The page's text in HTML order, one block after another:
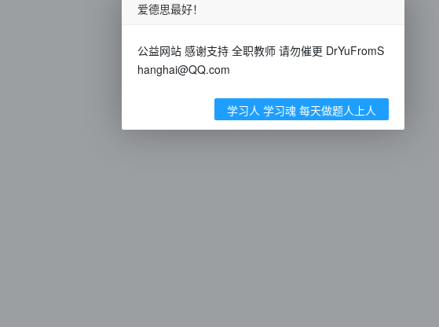
爱德思最好！
公益网站 感谢支持 全职教师 请勿催更 DrYuFromS
hanghai@QQ.com
学习人 学习魂 每天做题人上人